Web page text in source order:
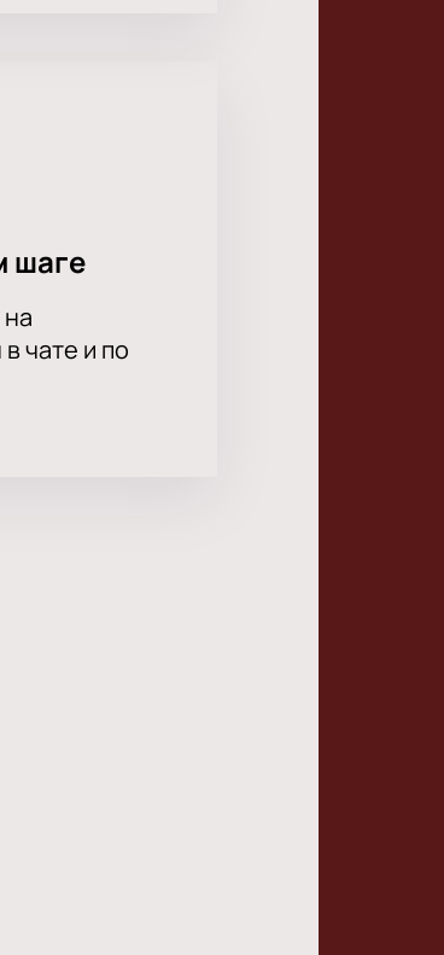
шаге
чате и по